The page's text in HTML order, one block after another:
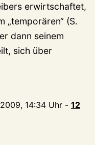
erwirtschaftet,
„temporären“ (S.
dann seinem
sich über
14:34 Uhr - 12